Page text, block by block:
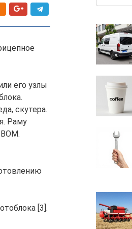
его узлы
скутера.
Раму
ВОМ.
[3].